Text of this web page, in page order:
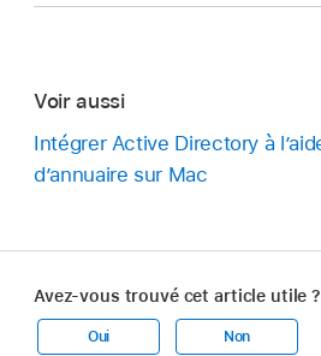
Voir aussi
Intégrer Active Directory à
d’annuaire sur Mac
Avez-vous trouvé cet article utile ?
Oui Non